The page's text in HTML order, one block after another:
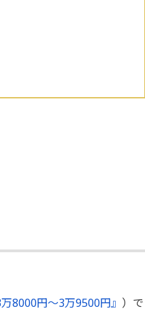
8000円～3万9500円』 ）で